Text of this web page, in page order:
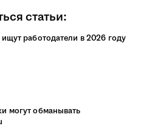
статьи:
работодатели в 2026 году
могут обманывать